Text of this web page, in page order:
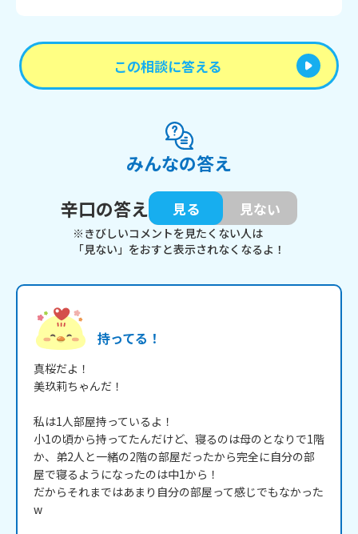
この相談に答える
みんなの答え
辛口の答え
見る 見ない
※きびしいコメントを見たくない人は
「見ない」をおすと表示されなくなるよ！
持ってる！
真桜だよ！
美玖莉ちゃんだ！
私は1人部屋持っているよ！
小1の頃から持ってたんだけど、寝るのは母のとなりで1階
か、弟2人と一緒の2階の部屋だったから完全に自分の部
屋で寝るようになったのは中1から！
だからそれまではあまり自分の部屋って感じでもなかった
w